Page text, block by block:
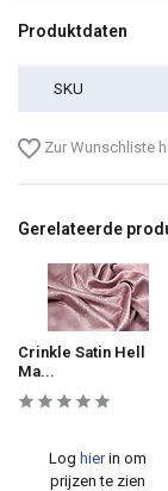
Produktdaten
SKU
Zur Wunschliste
Gerelateerde
Crinkle Satin Hell
Ma...
Log hierin om
prijzen te zien